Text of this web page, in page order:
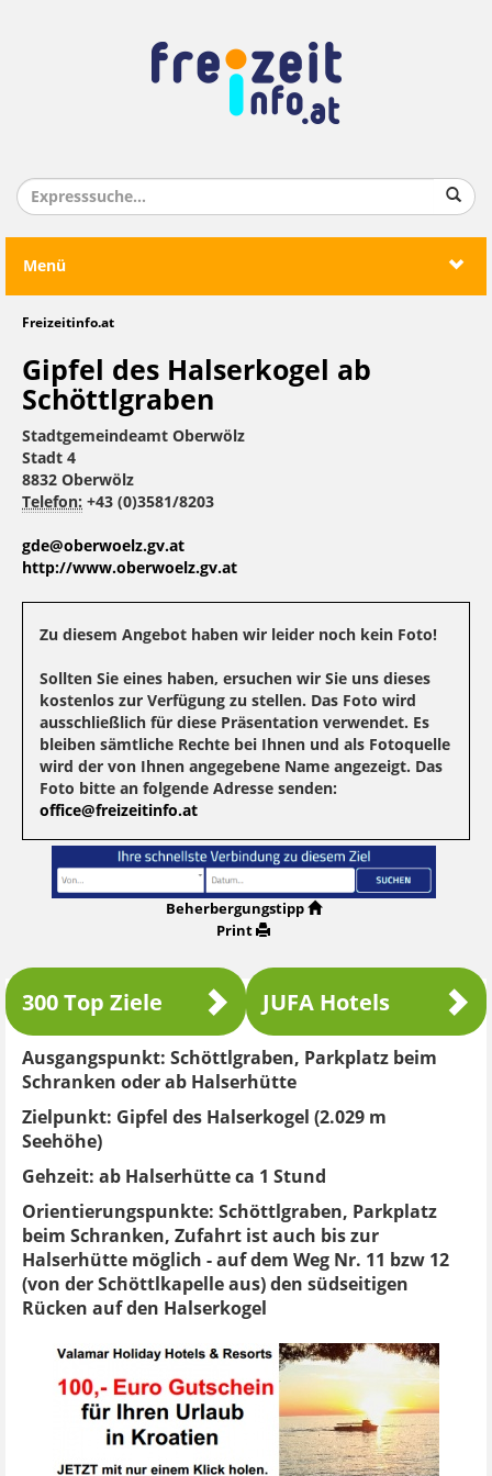
Menü
Freizeitinfo.at
Gipfel des Halserkogel ab
Schöttlgraben
Stadtgemeindeamt Oberwölz
Stadt 4
8832 Oberwölz
Telefon: +43 (0)3581/8203
gde@oberwoelz.gv.at
http://www.oberwoelz.gv.at
Zu diesem Angebot haben wir leider noch kein Foto!
Sollten Sie eines haben, ersuchen wir Sie uns dieses
kostenlos zur Verfügung zu stellen. Das Foto wird
ausschließlich für diese Präsentation verwendet. Es
bleiben sämtliche Rechte bei Ihnen und als Fotoquelle
wird der von Ihnen angegebene Name angezeigt. Das
Foto bitte an folgende Adresse senden:
office@freizeitinfo.at
Beherbergungstipp
Print
300 Top Ziele JUFA Hotels
Ausgangspunkt: Schöttlgraben, Parkplatz beim
Schranken oder ab Halserhütte
Zielpunkt: Gipfel des Halserkogel (2.029 m
Seehöhe)
Gehzeit: ab Halserhütte ca 1 Stund
Orientierungspunkte: Schöttlgraben, Parkplatz
beim Schranken, Zufahrt ist auch bis zur
Halserhütte möglich - auf dem Weg Nr. 11 bzw 12
(von der Schöttlkapelle aus) den südseitigen
Rücken auf den Halserkogel